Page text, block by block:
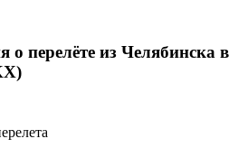
перелёте из Челябинска в